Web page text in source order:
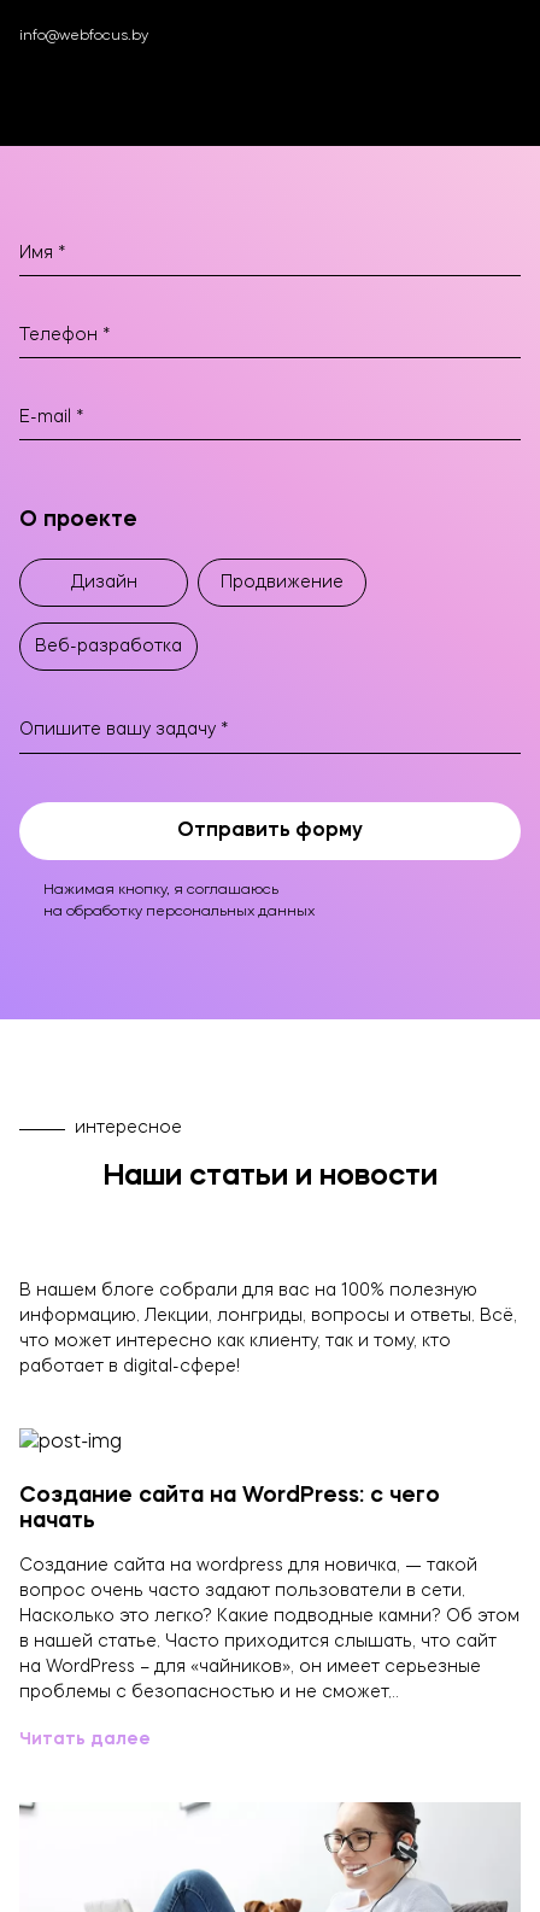
info@webfocus.by
О проекте
Дизайн Продвижение
Веб-разработка
Отправить форму
Нажимая кнопку, я соглашаюсь
на обработку персональных данных
интересное
Наши статьи и новости
В нашем блоге собрали для вас на 100% полезную
информацию. Лекции, лонгриды, вопросы и ответы. Всё,
что может интересно как клиенту, так и тому, кто
работает в digital-сфере!
Создание сайта на WordPress: с чего
начать
Создание сайта на wordpress для новичка, — такой
вопрос очень часто задают пользователи в сети.
Насколько это легко? Какие подводные камни? Об этом
в нашей статье. Часто приходится слышать, что сайт
на WordPress – для «чайников», он имеет серьезные
проблемы с безопасностью и не сможет…
Читать далее
Нажимая кнопку, я соглашаюсь на обработку
данных